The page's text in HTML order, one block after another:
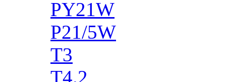
PY21W
P21/5W
T3
T4.2